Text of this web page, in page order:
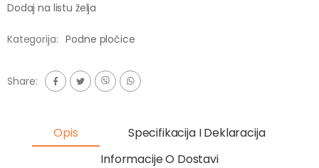
Dodaj na listu želja
Kategorija: Podne pločice
Share:
Opis
Specifikacija I Deklaracija
Informacije O Dostavi